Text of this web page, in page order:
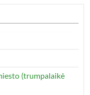
(trumpalaikė